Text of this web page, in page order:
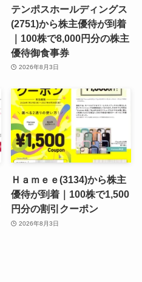
テンポスホールディングス
(2751)から株主優待が到着
｜100株で8,000円分の株主
優待御食事券
2026年8月3日
Ｈａｍｅｅ(3134)から株主
優待が到着｜100株で1,500
円分の割引クーポン
2026年8月3日